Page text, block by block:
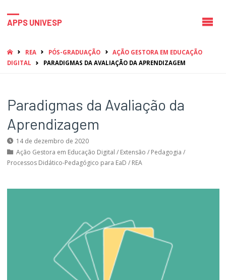
APPS UNIVESP
HOMEREA PÓS-GRADUAÇÃO
AÇÃO GESTORA EM EDUCAÇÃO
DIGITAL
PARADIGMAS DA AVALIAÇÃO DA APRENDIZAGEM
Paradigmas da Avaliação da
Aprendizagem
14 de dezembro de 2020
Ação Gestora em Educação Digital / Extensão / Pedagogia /
Processos Didático-Pedagógico para EaD / REA